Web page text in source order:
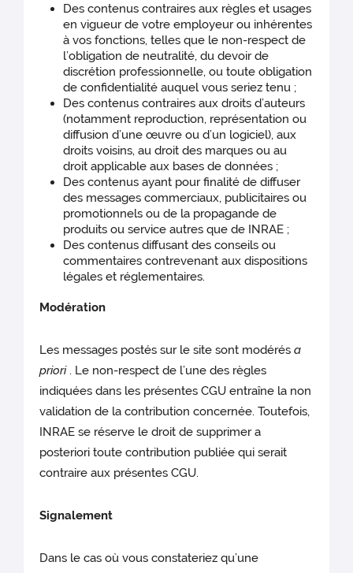
Des contenus contraires aux règles et usages
en vigueur de votre employeur ou inhérentes
à vos fonctions, telles que le non-respect de
l’obligation de neutralité, du devoir de
discrétion professionnelle, ou toute obligation
de confidentialité auquel vous seriez tenu ;
Des contenus contraires aux droits d’auteurs
(notamment reproduction, représentation ou
diffusion d’une œuvre ou d’un logiciel), aux
droits voisins, au droit des marques ou au
droit applicable aux bases de données ;
Des contenus ayant pour finalité de diffuser
des messages commerciaux, publicitaires ou
promotionnels ou de la propagande de
produits ou service autres que de INRAE ;
Des contenus diffusant des conseils ou
commentaires contrevenant aux dispositions
légales et réglementaires.
Modération
Les messages postés sur le site sont modérésa
priori. Le non-respect de l’une des règles
indiquées dans les présentes CGU entraîne la non
validation de la contribution concernée. Toutefois,
INRAE se réserve le droit de supprimer a
posteriori toute contribution publiée qui serait
contraire aux présentes CGU.
Signalement
Dans le cas où vous constateriez qu’une